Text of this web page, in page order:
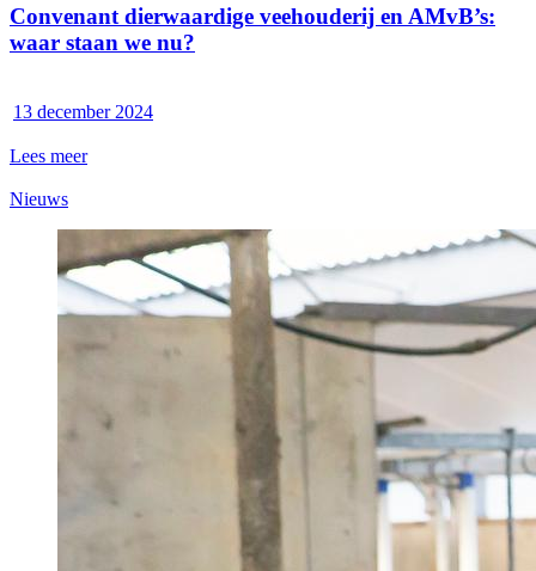
Convenant dierwaardige veehouderij en AMvB’s:
waar staan we nu?
13 december 2024
Lees meer
Nieuws